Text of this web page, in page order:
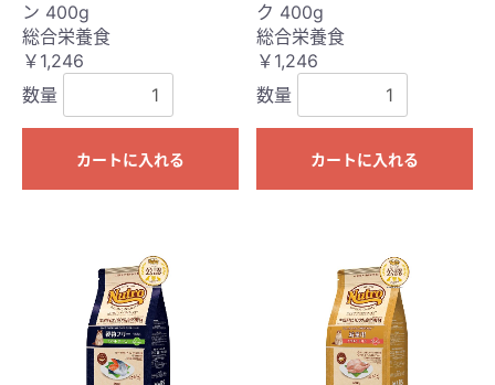
ン 400g
総合栄養食
￥1,246
数量
カートに入れる
ク 400g
総合栄養食
￥1,246
数量
カートに入れる